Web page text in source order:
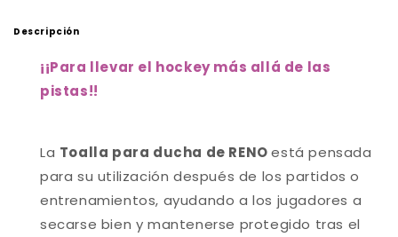
Descripción
¡¡Para llevar el hockey más allá de las
pistas!!
La Toalla para ducha de RENOestá pensada
para su utilización después de los partidos o
entrenamientos, ayudando a los jugadores a
secarse bien y mantenerse protegido tras el